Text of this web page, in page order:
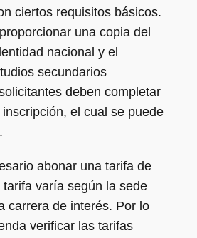
ciertos requisitos básicos.
una copia del
nacional y el
secundarios
deben completar
el cual se puede
abonar una tarifa de
varía según la sede
carrera de interés. Por lo
verificar las tarifas